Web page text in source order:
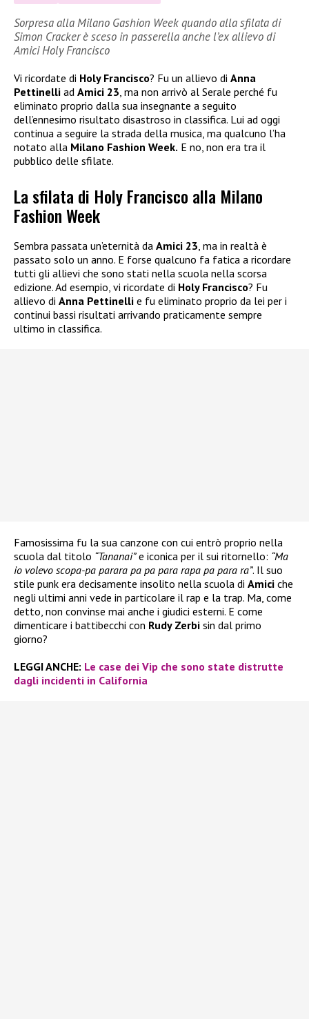
Sorpresa alla Milano Gashion Week quando alla sfilata di
Simon Cracker è sceso in passerella anche l’ex allievo di
Amici Holy Francisco
Vi ricordate di Holy Francisco? Fu un allievo di Anna
Pettinelli ad Amici 23, ma non arrivò al Serale perché fu
eliminato proprio dalla sua insegnante a seguito
dell’ennesimo risultato disastroso in classifica. Lui ad oggi
continua a seguire la strada della musica, ma qualcuno l’ha
notato alla Milano Fashion Week. E no, non era tra il
pubblico delle sfilate.
La sfilata di Holy Francisco alla Milano
Fashion Week
Sembra passata un’eternità da Amici 23 , ma in realtà è
passato solo un anno. E forse qualcuno fa fatica a ricordare
tutti gli allievi che sono stati nella scuola nella scorsa
edizione. Ad esempio, vi ricordate di Holy Francisco? Fu
allievo di Anna Pettinelli e fu eliminato proprio da lei per i
continui bassi risultati arrivando praticamente sempre
ultimo in classifica.
Famosissima fu la sua canzone con cui entrò proprio nella
scuola dal titolo “Tananai”e iconica per il sui ritornello: “Ma
io volevo scopa-pa parara pa pa para rapa pa para ra”. Il suo
stile punk era decisamente insolito nella scuola di Amici che
negli ultimi anni vede in particolare il rap e la trap. Ma, come
detto, non convinse mai anche i giudici esterni. E come
dimenticare i battibecchi con Rudy Zerbi sin dal primo
giorno?
LEGGI ANCHE: Le case dei Vip che sono state distrutte
dagli incidenti in California